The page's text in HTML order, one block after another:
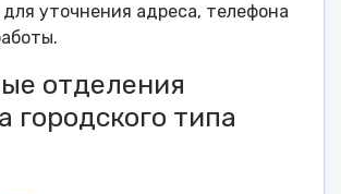
уточнения адреса, телефона
отделения
городского типа